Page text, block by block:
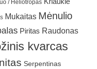
/ Heliotropas
Mukaitas Mėnulio
Piritas Raudonas
kvarcas
Serpentinas